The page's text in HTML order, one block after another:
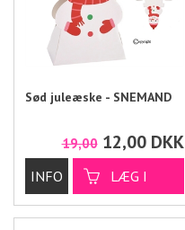
Sød juleæske - SNEMAND
19,00 12,00 DKK